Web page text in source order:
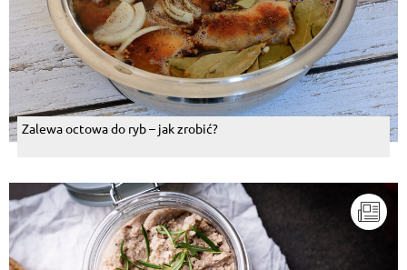
Zalewa octowa do ryb – jak zrobić?